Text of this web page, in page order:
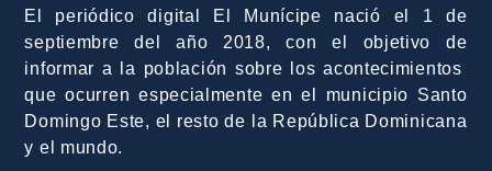
El periódico digital El Munícipe nació el 1 de
septiembre del año 2018, con el objetivo de
informar a la población sobre los acontecimientos
que ocurren especialmente en el municipio Santo
Domingo Este, el resto de la República Dominicana
y el mundo.